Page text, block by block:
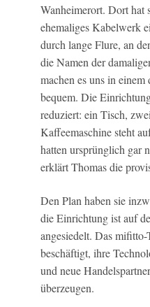
Wanheimerort. Dort hat
ehemaliges Kabelwerk
durch lange Flure, an
die Namen der
machen es uns in
bequem. Die
reduziert: ein Tisch,
Kaffeemaschine steht
hatten ursprünglich gar
erklärt Thomas die
Den Plan haben sie
die Einrichtung ist auf
angesiedelt. Das
beschäftigt, ihre
und neue
überzeugen.